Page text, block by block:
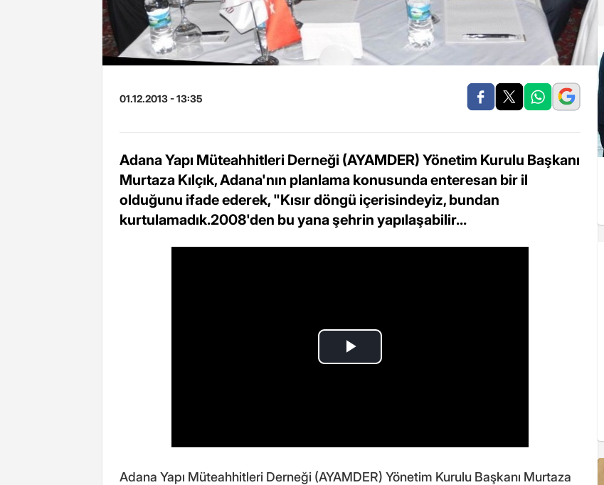
01.12.2013 - 13:35
Adana Yapı Müteahhitleri Derneği (AYAMDER) Yönetim Kurulu Başkanı
Murtaza Kılçık, Adana'nın planlama konusunda enteresan bir il
olduğunu ifade ederek, "Kısır döngü içerisindeyiz, bundan
kurtulamadık.2008'den bu yana şehrin yapılaşabilir...
Adana Yapı Müteahhitleri Derneği (AYAMDER) Yönetim Kurulu Başkanı Murtaza